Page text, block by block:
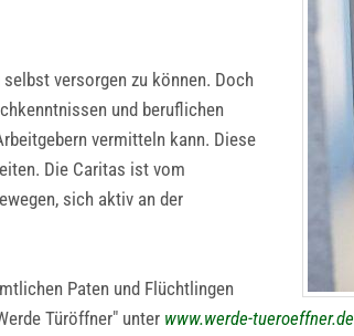
versorgen zu können. Doch
und beruflichen
vermitteln kann. Diese
Die Caritas ist vom
sich aktiv an der
Paten und Flüchtlingen
Türöffner" unter www.werde-tueroeffner.de